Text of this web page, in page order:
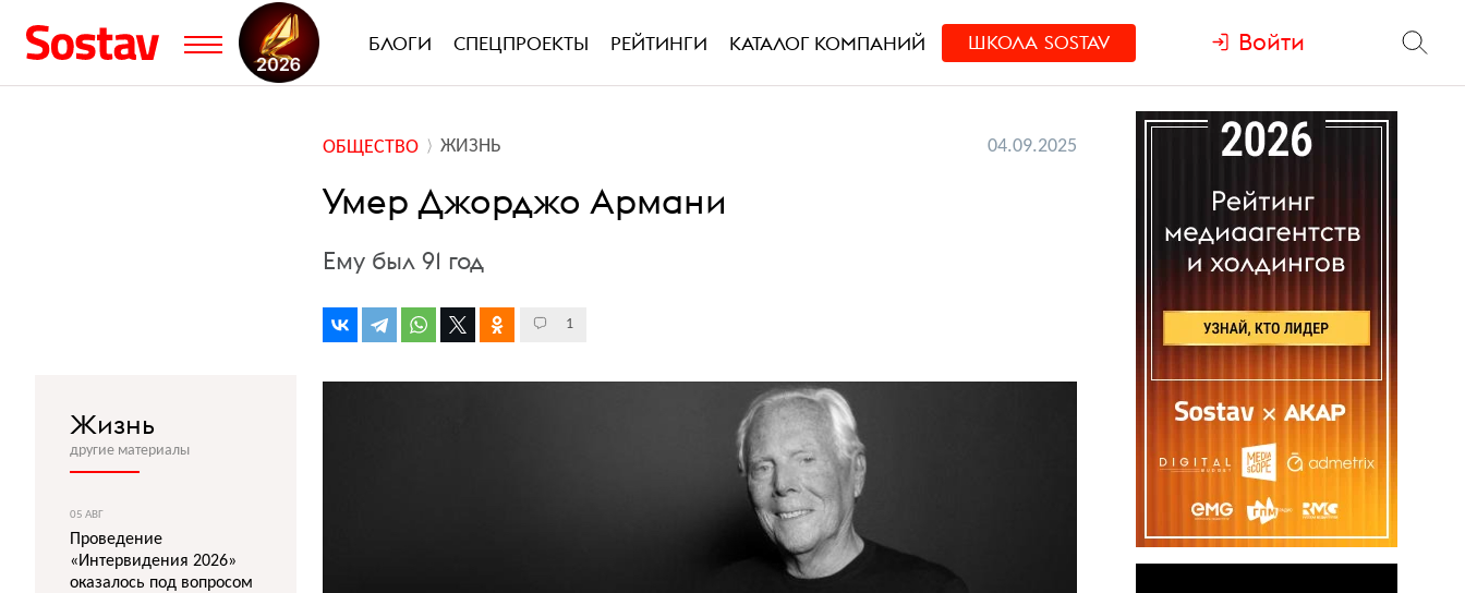
БЛОГИ СПЕЦПРОЕКТЫ РЕЙТИНГИ КАТАЛОГ КОМПАНИЙ ШКОЛА SOSTAV Войти
ОБЩЕСТВО ЖИЗНЬ 04.09.2025
Умер Джорджо Армани
Ему был 91 год
1
Жизнь
другие материалы
05 АВГ
Проведение
«Интервидения 2026»
оказалось под вопросом